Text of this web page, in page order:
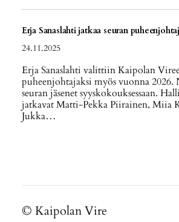
Erja Sanaslahti jatkaa seuran
24.11.2025
Erja Sanaslahti valittiin Kaipolan
puheenjohtajaksi myös vuonna 2026.
seuran jäsenet syyskokouksessaan.
jatkavat Matti-Pekka Piirainen, Miia
Jukka…
© Kaipolan Vire